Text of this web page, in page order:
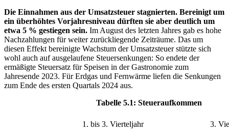
Die Einnahmen aus der Umsatzsteuer stagnierten. Bereinigt um
ein überhöhtes Vorjahresniveau dürften sie aber deutlich um
etwa 5 % gestiegen sein. Im August des letzten Jahres gab es hohe
Nachzahlungen für weiter zurückliegende Zeiträume. Das um
diesen Effekt bereinigte Wachstum der Umsatzsteuer stützte sich
wohl auch auf ausgelaufene Steuersenkungen: So endete der
ermäßigte Steuersatz für Speisen in der Gastronomie zum
Jahresende 2023. Für Erdgas und Fernwärme liefen die Senkungen
zum Ende des ersten Quartals 2024 aus.
Tabelle 5.1: Steueraufkommen
1. bis 3. Vierteljahr
3.